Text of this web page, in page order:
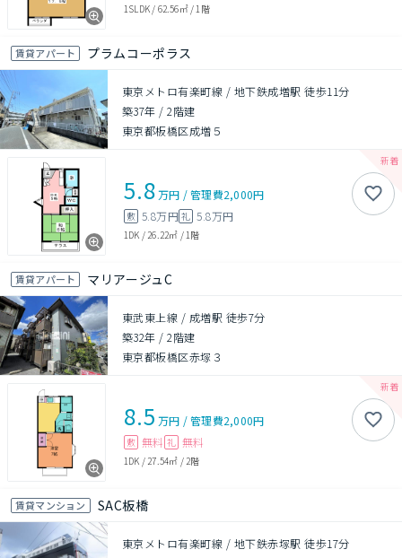
1SLDK / 62.56㎡/ 1階
賃貸アパート プラムコーポラス
東京メトロ有楽町線 / 地下鉄成増駅 徒歩11分
築37年 /2階建
東京都板橋区成増５
5.8万円 /管理費2,000円
敷 5.8万円礼 5.8万円
1DK / 26.22㎡ / 1階
賃貸アパート マリアージュC
東武東上線 / 成増駅 徒歩7分
築32年 /2階建
東京都板橋区赤塚３
8.5 万円 /管理費2,000円
敷 無料 礼 無料
1DK / 27.54㎡ / 2階
賃貸マンション SAC板橋
東京メトロ有楽町線 / 地下鉄赤塚駅 徒歩17分